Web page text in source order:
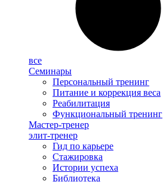
все
Семинары
Персональный тренинг
Питание и коррекция веса
Реабилитация
Функциональный тренинг
Мастер-тренер
элит-тренер
Гид по карьере
Стажировка
Истории успеха
Библиотека